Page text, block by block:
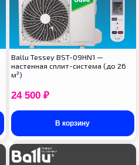
Ballu Tessey BST-09HN1 —
настенная сплит-система (до 26
м²)
24 500 ₽
В корзину